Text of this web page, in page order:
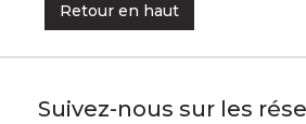
Retour en haut
Suivez-nous sur les